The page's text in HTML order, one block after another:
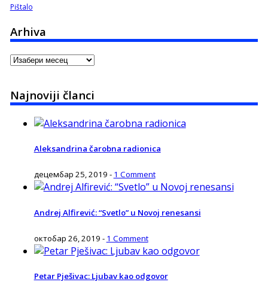
Pištalo
Arhiva
Arhiva
Najnoviji članci
Aleksandrina čarobna radionica
децембар 25, 2019 - 1 Comment
Andrej Alfirević: “Svetlo” u Novoj renesansi
октобар 26, 2019 - 1 Comment
Petar Pješivac: Ljubav kao odgovor